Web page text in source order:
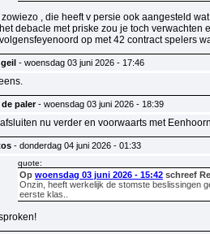
zowiezo , die heeft v persie ook aangesteld
debacle met priske zou je toch verwachten
op met 42 contract spelers
- woensdag 03 juni 2026 - 17:46
paler- woensdag 03 juni 2026 - 18:39
nu verder en voorwaarts met
- donderdag 04 juni 2026 - 01:33
quote:
Op woensdag 03 juni 2026 - 15:42 schreef
Onzin, heeft werkelijk de stomste beslissingen
eerste klas..